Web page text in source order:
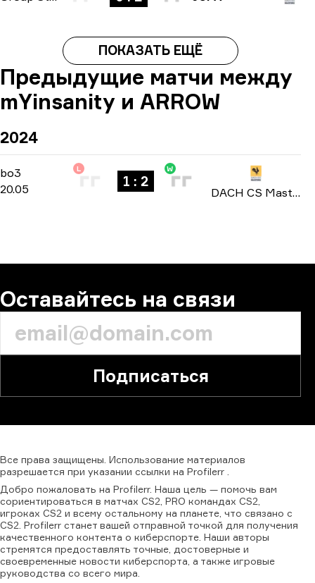
ПОКАЗАТЬ ЕЩЁ
Предыдущие матчи между
mYinsanity и ARROW
2024
bo3 Group Stage
bo3
20.05
L
1 : 2
W
DACH CS Masters: Season 1 2024
Оставайтесь на связи
Подписаться
Все права защищены. Использование материалов
разрешается при указании ссылки на Profilerr
Добро пожаловать на Profilerr. Наша цель — помочь вам
сориентироваться в матчах CS2, PRO командах CS2,
игроках CS2 и всему остальному на планете, что связано с
CS2. Profilerr станет вашей отправной точкой для получения
качественного контента о киберспорте. Наши авторы
стремятся предоставлять точные, достоверные и
своевременные новости киберспорта, а также игровые
руководства со всего мира.